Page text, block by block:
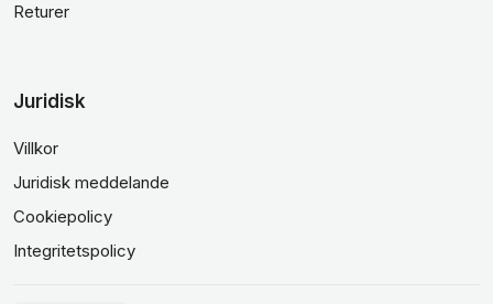
Returer
Juridisk
Villkor
Juridisk meddelande
Cookiepolicy
Integritetspolicy